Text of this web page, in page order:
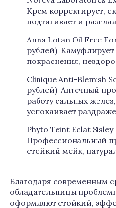
Крем корректирует,
подтягивает и
Anna Lotan Oil Free
рублей). Камуфлирует
покраснения,
Clinique Anti-Blemish
рублей). Аптечный
работу сальных
успокаивает
Phyto Teint Eclat Sisley
Профессиональный
стойкий мейк,
Благодаря современным
обладательницы
оформляют стойкий,